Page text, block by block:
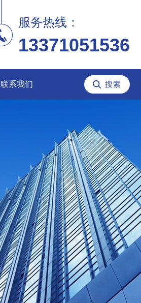
服务热线：
13371051536
联系我们